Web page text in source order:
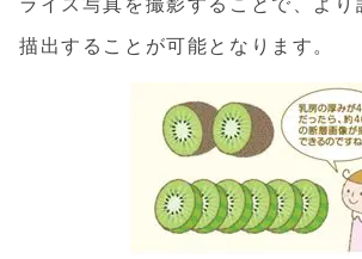
描出することが可能となります。